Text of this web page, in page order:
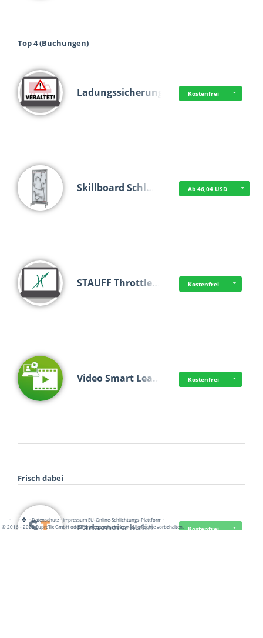
Top 4 (Buchungen)
Ladungssicherung Kostenfrei
Skillboard Schl… Ab 46,04 USD
STAUFF Throttle… Kostenfrei
Video Smart Lea… Kostenfrei
Frisch dabei
Pädagogisch-did… Kostenfrei
· · ·Datenschutz·Impressum EU-Online-Schlichtungs-Plattform·
© 2016 - 2026 SupraTix GmbH oder Partnergesellschaften - Alle Rechte vorbehalten.